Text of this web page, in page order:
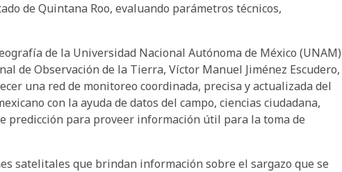
de Quintana Roo, evaluando parámetros técnicos,
de la Universidad Nacional Autónoma de México (UNAM)
de Observación de la Tierra, Víctor Manuel Jiménez Escudero,
una red de monitoreo coordinada, precisa y actualizada del
con la ayuda de datos del campo, ciencias ciudadana,
predicción para proveer información útil para la toma de
satelitales que brindan información sobre el sargazo que se